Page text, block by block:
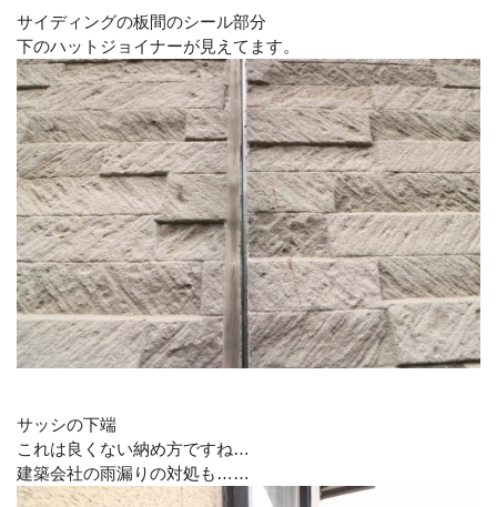
サイディングの板間のシール部分
下のハットジョイナーが見えてます。
サッシの下端
これは良くない納め方ですね…
建築会社の雨漏りの対処も……